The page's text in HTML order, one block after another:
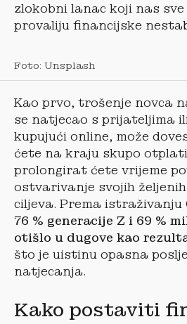
zlokobni lanac koji nas sve
provaliju financijske
Foto: Unsplash
Kao prvo, trošenje novca
se natjecao s prijateljima
kupujući online, može
ćete na kraju skupo
prolongirat ćete vrijeme
ostvarivanje svojih
ciljeva. Prema istraživanju
76 % generacije Z i 69 %
otišlo u dugove kao
što je uistinu opasna
natjecanja.
Kako postaviti